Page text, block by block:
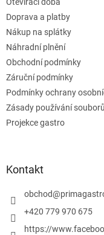
Otevírací doba
Doprava a platby
Nákup na splátky
Náhradní plnění
Obchodní podmínky
Záruční podmínky
Podmínky ochrany
Zásady používání
Projekce gastro
Kontakt
obchod@
+420 779 970 675
https://